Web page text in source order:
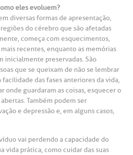
Autoimunes
particular
de atestado
eles evoluem?
diversas formas de apresentação,
do cérebro que são afetadas
começa com esquecimentos,
recentes, enquanto as memórias
inicialmente preservadas. São
que se queixam de não se lembrar
facilidade das fases anteriores da vida,
onde guardaram as coisas, esquecer o
Também podem ser
e depressão e, em alguns casos,
vai perdendo a capacidade do
vida prática, como cuidar das suas